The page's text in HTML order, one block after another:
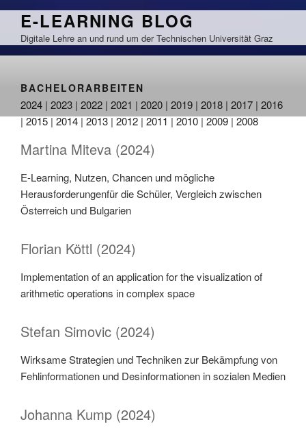
Zum
springen
E-LEARNING BLOG
Digitale Lehre an und rund um der Technischen Universität Graz
BACHELORARBEITEN
2024 | 2023 | 2022 | 2021 | 2020 | 2019 | 2018 | 2017 | 2016
|2015|2014|2013|2012|2011|2010|2009|2008
Martina Miteva (2024)
E-Learning, Nutzen, Chancen und mögliche
Herausforderungenfür die Schüler, Vergleich zwischen
Österreich und Bulgarien
Florian Köttl (2024)
Implementation of an application for the visualization of
arithmetic operations in complex space
Stefan Simovic (2024)
Wirksame Strategien und Techniken zur Bekämpfung von
Fehlinformationen und Desinformationen in sozialen Medien
Johanna Kump (2024)